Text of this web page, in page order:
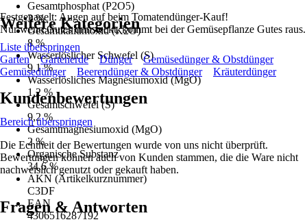
Gesamtphosphat (P2O5)
3 %
Gesamtkaliumoxid (K2O)
8 %
Wasserlöslicher Schwefel (S)
9,1 %
Wasserlösliches Magnesiumoxid (MgO)
1,2 %
Gesamtschwefel (S)
9,2 %
Gesamtmagnesiumoxid (MgO)
2 %
Organische Substanz
34,6 %
AKN (Artikelkurznummer)
C3DF
EAN
4306516287192
Festgenagelt: Augen auf beim Tomatendünger-Kauf!
Nur wenn Gutes drinsteckt, kommt bei der Gemüsepflanze Gutes raus.
Weitere Kategorien
Liste überspringen
Garten
Gartenerde Dünger
Gemüsedünger & Obstdünger
Gemüsedünger
Beerendünger & Obstdünger Kräuterdünger
Kundenbewertungen
Bereich überspringen
Die Echtheit der Bewertungen wurde von uns nicht überprüft.
Bewertungen können auch von Kunden stammen, die die Ware nicht
nachweislich genutzt oder gekauft haben.
Fragen & Antworten